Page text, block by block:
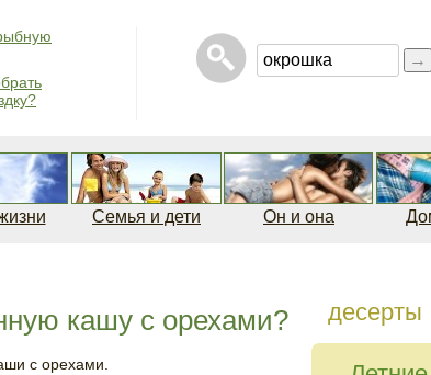
Семья и дети Он и она
кашу с орехами?
с орехами.
десерты